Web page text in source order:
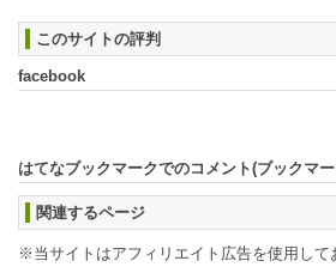
このサイトの評判
facebook
はてなブックマークでのコメント(ブックマー
関連するページ
※当サイトはアフィリエイト広告を使用して